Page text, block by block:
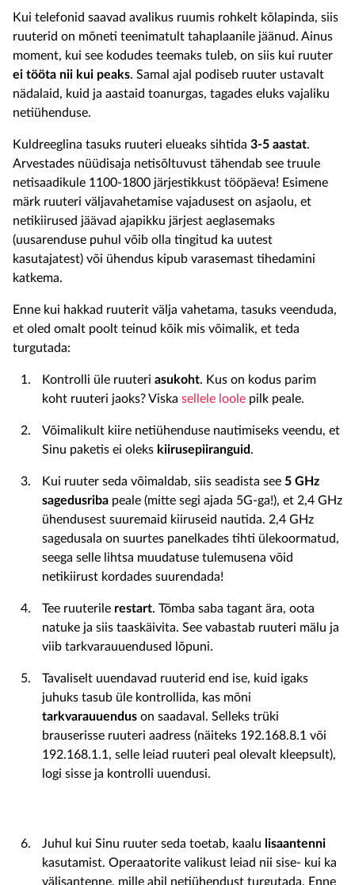
Kui telefonid saavad avalikus ruumis rohkelt kõlapinda, siis
ruuterid on mõneti teenimatult tahaplaanile jäänud. Ainus
moment, kui see kodudes teemaks tuleb, on siis kui ruuter
ei tööta nii kui peaks. Samal ajal podiseb ruuter ustavalt
nädalaid, kuid ja aastaid toanurgas, tagades eluks vajaliku
netiühenduse.
Kuldreeglina tasuks ruuteri elueaks sihtida 3-5 aastat.
Arvestades nüüdisaja netisõltuvust tähendab see truule
netisaadikule 1100-1800 järjestikkust tööpäeva! Esimene
märk ruuteri väljavahetamise vajadusest on asjaolu, et
netikiirused jäävad ajapikku järjest aeglasemaks
(uusarenduse puhul võib olla tingitud ka uutest
kasutajatest) või ühendus kipub varasemast tihedamini
katkema.
Enne kui hakkad ruuterit välja vahetama, tasuks veenduda,
et oled omalt poolt teinud kõik mis võimalik, et teda
turgutada:
Kontrolli üle ruuteri asukoht. Kus on kodus parim
koht ruuteri jaoks? Viska sellele loole pilk peale.
Võimalikult kiire netiühenduse nautimiseks veendu, et
Sinu paketis ei oleks kiirusepiiranguid.
Kui ruuter seda võimaldab, siis seadista see 5 GHz
sagedusriba peale (mitte segi ajada 5G-ga!), et 2,4 GHz
ühendusest suuremaid kiiruseid nautida. 2,4 GHz
sagedusala on suurtes panelkades tihti ülekoormatud,
seega selle lihtsa muudatuse tulemusena võid
netikiirust kordades suurendada!
Tee ruuterile restart. Tõmba saba tagant ära, oota
natuke ja siis taaskäivita. See vabastab ruuteri mälu ja
viib tarkvarauuendused lõpuni.
Tavaliselt uuendavad ruuterid end ise, kuid igaks
juhuks tasub üle kontrollida, kas mõni
tarkvarauuendus on saadaval. Selleks trüki
brauserisse ruuteri aadress (näiteks 192.168.8.1 või
192.168.1.1, selle leiad ruuteri peal olevalt kleepsult),
logi sisse ja kontrolli uuendusi.
Juhul kui Sinu ruuter seda toetab, kaalu lisaantenni
kasutamist. Operaatorite valikust leiad nii sise- kui ka
välisantenne, mille abil netiühendust turgutada. Enne